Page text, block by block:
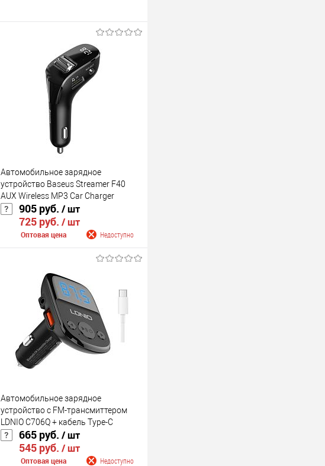
Автомобильное зарядное
устройство Baseus Streamer F40
AUX Wireless MP3 Car Charger
(CCF40-01) с FM-трансмиттером,
MP3, Bluetooth 5.0, дисплеем
905 руб. / шт
725 руб. / шт
Оптовая цена Недоступно
К сравнению
В избранное
Недоступно
Автомобильное зарядное
устройство с FM-трансмиттером
LDNIO C706Q + кабель Type-C
665 руб. / шт
545 руб. / шт
Оптовая цена Недоступно